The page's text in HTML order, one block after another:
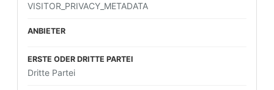
VISITOR_PRIVACY_METADATA
Dritte Partei